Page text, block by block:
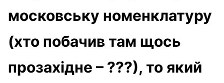
московську номенклатуру
(хто побачив там щось
прозахідне – ???), то який